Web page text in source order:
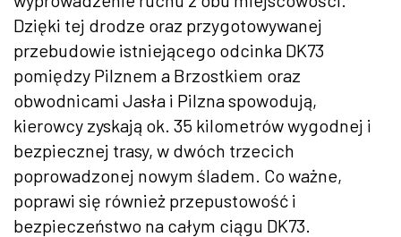
Dzięki tej drodze oraz przygotowywanej
przebudowie istniejącego odcinka DK73
pomiędzy Pilznem a Brzostkiem oraz
obwodnicami Jasła i Pilzna spowodują,
kierowcy zyskają ok. 35 kilometrów wygodnej i
bezpiecznej trasy, w dwóch trzecich
poprowadzonej nowym śladem. Co ważne,
poprawi się również przepustowość i
bezpieczeństwo na całym ciągu DK73.